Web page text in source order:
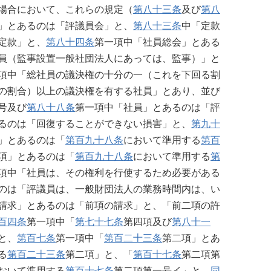
合において、これらの規定（第八十三条及び第八
あるのは「評議員会」と、 第八十三条中「定款
款」と、 第八十四条第一項中「社員総会」とある
（監事設置一般社団法人にあっては、監事）」と
中「総社員の議決権の十分の一（これを下回る割
割合）以上の議決権を有する社員」とあり、並び
及び第八十八条第一項中「社員」とあるのは「評
は「回復することができない損害」と、 第九十
とあるのは「 第百九十八条において準用する第百
」とあるのは「 第百九十八条において準用する第
中「社員は、その権利を行使するため必要がある
は「評議員は、一般財団法人の業務時間内は、い
求」とあるのは「前項の請求」と、「前二項の許
四条第一項中「 第七十七条第四項及び第八十一
、 第百七条第一項中「 第百二十三条第二項」とあ
第百二十三条第二項」と、「 第百十七条第二項第